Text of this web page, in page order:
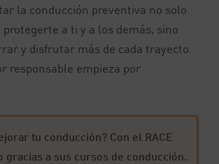
la conducción preventiva no solo
a ti y a los demás, sino
y disfrutar más de cada trayecto.
responsable empieza por
tu conducción? Con el RACE
gracias a sus cursos de conducción.